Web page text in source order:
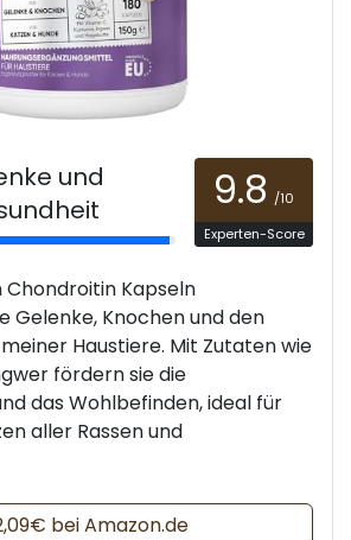
und
9.8 /10
Experten-Score
Chondroitin Kapseln
Gelenke, Knochen und den
Haustiere. Mit Zutaten wie
fördern sie die
das Wohlbefinden, ideal für
aller Rassen und
bei Amazon.de